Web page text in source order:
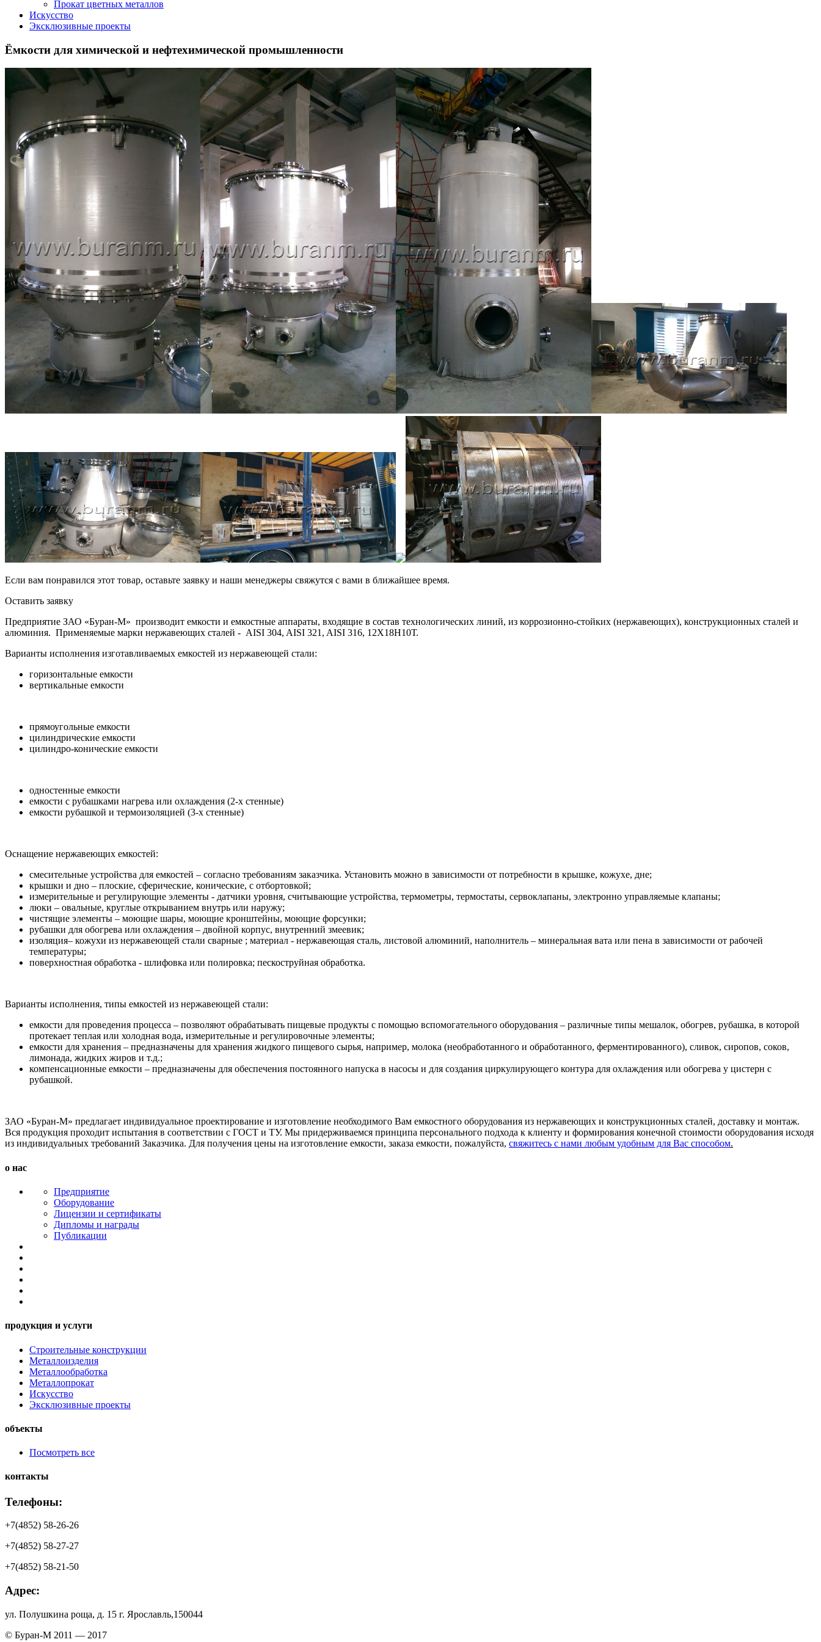
Прокат цветных металлов
Искусство
Эксклюзивные проекты
Ёмкости для химической и нефтехимической промышленности
Если вам понравился этот товар, оставьте заявку и наши менеджеры свяжутся с вами в ближайшее время.
Оставить заявку
Предприятие ЗАО «Буран-М» производит емкости и емкостные аппараты, входящие в состав технологических линий, из коррозионно-стойких (нержавеющих), конструкционных сталей и
алюминия. Применяемые марки нержавеющих сталей - AISI 304, AISI 321, AISI 316, 12Х18Н10Т.
Варианты исполнения изготавливаемых емкостей из нержавеющей стали:
горизонтальные емкости
вертикальные емкости
прямоугольные емкости
цилиндрические емкости
цилиндро-конические емкости
одностенные емкости
емкости с рубашками нагрева или охлаждения (2-х стенные)
емкости рубашкой и термоизоляцией (3-х стенные)
Оснащение нержавеющих емкостей:
смесительные устройства для емкостей – согласно требованиям заказчика. Установить можно в зависимости от потребности в крышке, кожухе, дне;
крышки и дно – плоские, сферические, конические, с отбортовкой;
измерительные и регулирующие элементы - датчики уровня, считывающие устройства, термометры, термостаты, сервоклапаны, электронно управляемые клапаны;
люки – овальные, круглые открыванием внутрь или наружу;
чистящие элементы – моющие шары, моющие кронштейны, моющие форсунки;
рубашки для обогрева или охлаждения – двойной корпус, внутренний змеевик;
изоляция– кожухи из нержавеющей стали сварные ; материал - нержавеющая сталь, листовой алюминий, наполнитель – минеральная вата или пена в зависимости от рабочей
температуры;
поверхностная обработка - шлифовка или полировка; пескоструйная обработка.
Варианты исполнения, типы емкостей из нержавеющей стали:
емкости для проведения процесса – позволяют обрабатывать пищевые продукты с помощью вспомогательного оборудования – различные типы мешалок, обогрев, рубашка, в которой
протекает теплая или холодная вода, измерительные и регулировочные элементы;
емкости для хранения – предназначены для хранения жидкого пищевого сырья, например, молока (необработанного и обработанного, ферментированного), сливок, сиропов, соков,
лимонада, жидких жиров и т.д.;
компенсационные емкости – предназначены для обеспечения постоянного напуска в насосы и для создания циркулирующего контура для охлаждения или обогрева у цистерн с
рубашкой.
ЗАО «Буран-М» предлагает индивидуальное проектирование и изготовление необходимого Вам емкостного оборудования из нержавеющих и конструкционных сталей, доставку и монтаж.
Вся продукция проходит испытания в соответствии с ГОСТ и ТУ. Мы придерживаемся принципа персонального подхода к клиенту и формирования конечной стоимости оборудования исходя
из индивидуальных требований Заказчика. Для получения цены на изготовление емкости, заказа емкости, пожалуйста, свяжитесь с нами любым удобным для Вас способом.
о нас
Предприятие
Оборудование
Лицензии и сертификаты
Дипломы и награды
Публикации
продукция и услуги
Строительные конструкции
Металлоизделия
Металлообработка
Металлопрокат
Искусство
Эксклюзивные проекты
объекты
Посмотреть все
контакты
Телефоны:
+7(4852) 58-26-26
+7(4852) 58-27-27
+7(4852) 58-21-50
Адрес:
ул. Полушкина роща, д. 15 г. Ярославль,150044
© Буран-М 2011 — 2017